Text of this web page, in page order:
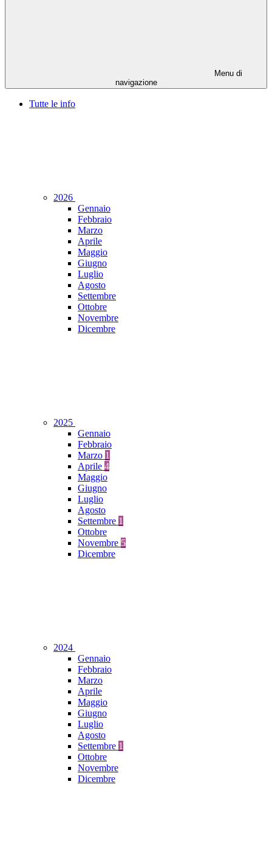
Menu di
navigazione
Tutte le info
2026
Gennaio
Febbraio
Marzo
Aprile
Maggio
Giugno
Luglio
Agosto
Settembre
Ottobre
Novembre
Dicembre
2025
Gennaio
Febbraio
Marzo 1
Aprile 4
Maggio
Giugno
Luglio
Agosto
Settembre 1
Ottobre
Novembre 5
Dicembre
2024
Gennaio
Febbraio
Marzo
Aprile
Maggio
Giugno
Luglio
Agosto
Settembre 1
Ottobre
Novembre
Dicembre